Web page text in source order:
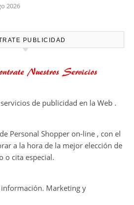
2026
PUBLICIDAD
de publicidad en la Web .
Personal Shopper on-line , con el
a la hora de la mejor elección de
o cita especial.
Marketing y